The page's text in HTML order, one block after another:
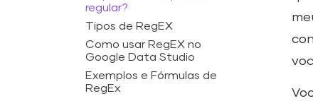
regular?
Tipos de RegEX
Como usar RegEX no
Google Data Studio
Exemplos e Fórmulas de
RegEx